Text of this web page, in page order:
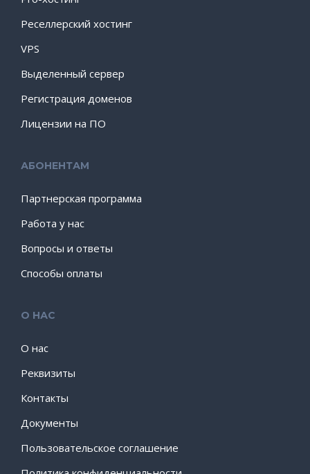
Реселлерский хостинг
VPS
Выделенный сервер
Регистрация доменов
Лицензии на ПО
АБОНЕНТАМ
Партнерская программа
Работа у нас
Вопросы и ответы
Способы оплаты
О НАС
О нас
Реквизиты
Контакты
Документы
Пользовательское соглашение